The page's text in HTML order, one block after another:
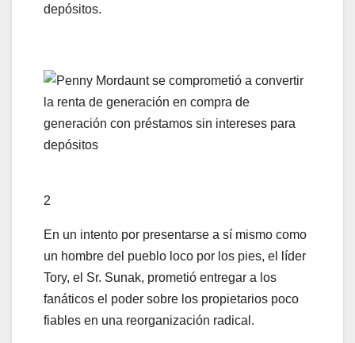
depósitos.
2
En un intento por presentarse a sí mismo como
un hombre del pueblo loco por los pies, el líder
Tory, el Sr. Sunak, prometió entregar a los
fanáticos el poder sobre los propietarios poco
fiables en una reorganización radical.